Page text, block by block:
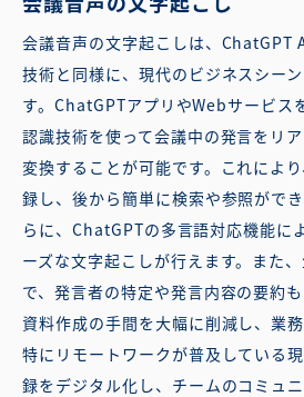
会議音声の文字起こしは、ChatGPT
技術と同様に、現代のビジネスシー
す。ChatGPTアプリやWebサービス
認識技術を使って会議中の発言をリ
変換することが可能です。これによ
録し、後から簡単に検索や参照がで
らに、ChatGPTの多言語対応機能に
ーズな文字起こしが行えます。また
で、発言者の特定や発言内容の要約
資料作成の手間を大幅に削減し、業
特にリモートワークが普及している
録をデジタル化し、チームのコミュ